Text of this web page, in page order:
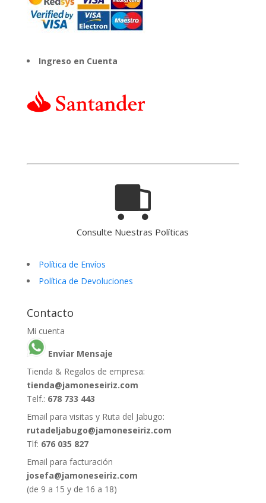
Ingreso en Cuenta
Consulte Nuestras Políticas
Política de Envíos
Política de Devoluciones
Contacto
Mi cuenta
Enviar Mensaje
Tienda & Regalos de empresa:
tienda@jamoneseiriz.com
Telf.: 678 733 443
Email para visitas y Ruta del Jabugo:
rutadeljabugo@jamoneseiriz.com
Tlf: 676 035 827
Email para facturación
josefa@jamoneseiriz.com
(de 9 a 15 y de 16 a 18)